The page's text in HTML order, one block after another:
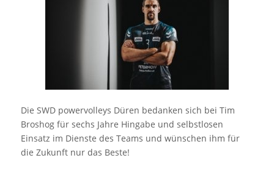
Die SWD powervolleys Düren bedanken sich bei Tim
Broshog für sechs Jahre Hingabe und selbstlosen
Einsatz im Dienste des Teams und wünschen ihm für
die Zukunft nur das Beste!